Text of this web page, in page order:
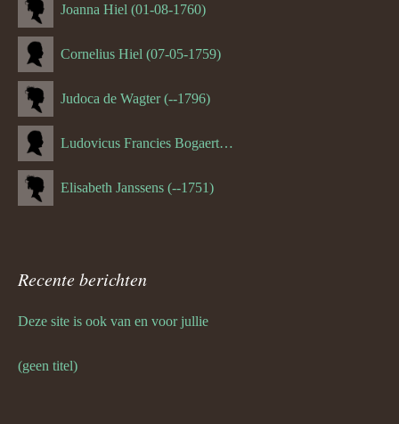
Joanna Hiel (01-08-1760)
Cornelius Hiel (07-05-1759)
Judoca de Wagter (--1796)
Ludovicus Francies Bogaert (--1825)
Elisabeth Janssens (--1751)
Recente berichten
Deze site is ook van en voor jullie
(geen titel)